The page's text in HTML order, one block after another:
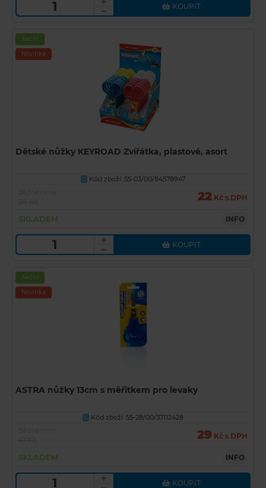
KOUPIT
Akční
Novinka
Dětské nůžky KEYROAD Zvířátka, plastové, asort
U
Kód zboží: 55-03/00/84578947
22 Kč s DPH
SKLADEM INFO
KOUPIT
Akční
Novinka
ASTRA nůžky 13cm s měřitkem pro levaky
U
Kód zboží: 55-28/00/37112428
29 Kč s DPH
SKLADEM INFO
KOUPIT